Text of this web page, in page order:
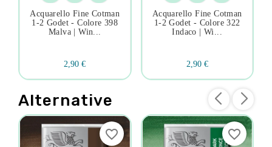
Acquarello Fine Cotman
1-2 Godet - Colore 398
Malva | Win...
2,90 €
Acquarello Fine Cotman
1-2 Godet - Colore 322
Indaco | Wi...
2,90 €
Alternative
favorite_border favorite_border